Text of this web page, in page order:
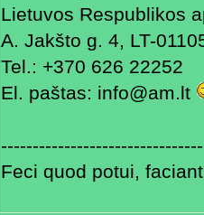
Lietuvos Respublikos
A. Jakšto g. 4, LT-
Tel.: +370 626 22252
El. paštas: info@am.lt
Feci quod potui,